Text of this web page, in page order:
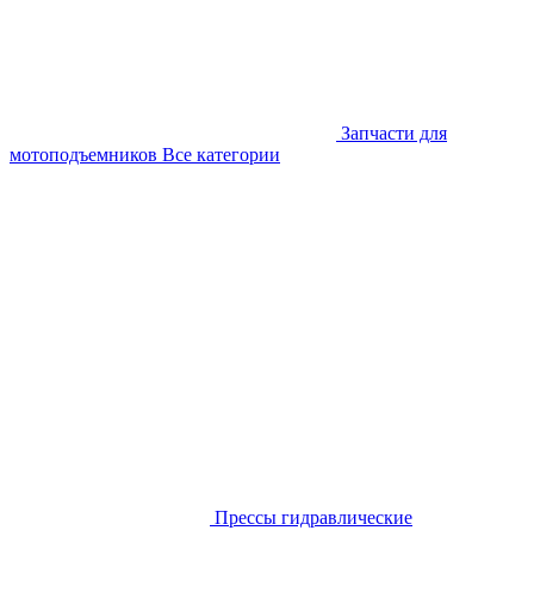
Запчасти для
мотоподъемников Все категории
Прессы гидравлические